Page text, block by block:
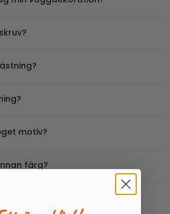
motiv?
färg?